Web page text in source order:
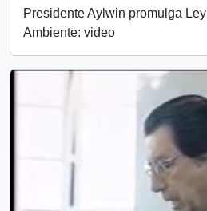
Presidente Aylwin promulga
Ambiente: video